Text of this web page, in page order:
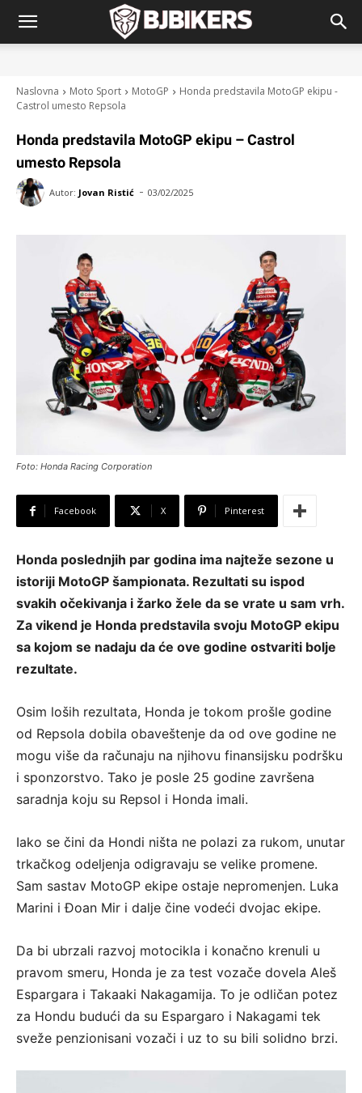
Naslovna Moto Sport MotoGP
Honda predstavila MotoGP ekipu -
Castrol umesto Repsola
Honda predstavila MotoGP ekipu – Castrol
umesto Repsola
Autor: Jovan Ristić - 03/02/2025
Foto: Honda Racing Corporation
Facebook X Pinterest
Honda poslednjih par godina ima najteže sezone u
istoriji MotoGP šampionata. Rezultati su ispod
svakih očekivanja i žarko žele da se vrate u sam vrh.
Za vikend je Honda predstavila svoju MotoGP ekipu
sa kojom se nadaju da će ove godine ostvariti bolje
rezultate.
Osim loših rezultata, Honda je tokom prošle godine
od Repsola dobila obaveštenje da od ove godine ne
mogu više da računaju na njihovu finansijsku podršku
i sponzorstvo. Tako je posle 25 godine završena
saradnja koju su Repsol i Honda imali.
Iako se čini da Hondi ništa ne polazi za rukom, unutar
trkačkog odeljenja odigravaju se velike promene.
Sam sastav MotoGP ekipe ostaje nepromenjen. Luka
Marini i Đoan Mir i dalje čine vodeći dvojac ekipe.
Da bi ubrzali razvoj motocikla i konačno krenuli u
pravom smeru, Honda je za test vozače dovela Aleš
Espargara i Takaaki Nakagamija. To je odličan potez
za Hondu budući da su Espargaro i Nakagami tek
sveže penzionisani vozači i uz to su bili solidno brzi.